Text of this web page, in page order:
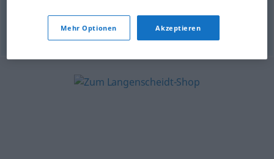
© OpenThesaurus-es
Mehr Optionen Akzeptieren